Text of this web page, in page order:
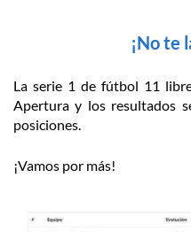
¡No te
La serie 1 de fútbol 11
Apertura y los resultados
posiciones.
¡Vamos por más!